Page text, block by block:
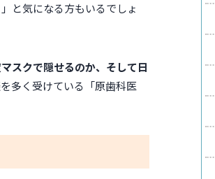
と気になる方もいるでしょ
スクで隠せるのか、そして日
多く受けている「原歯科医